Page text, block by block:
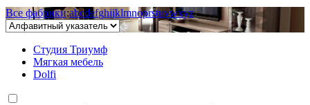
Все фабрики:abcdefghijklmnoprstuvwxyz
Студия Триумф
Мягкая мебель
Dolfi